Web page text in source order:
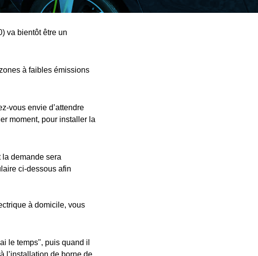
va bientôt être un
à faibles émissions
vous envie d’attendre
moment, pour installer la
la demande sera
ci-dessous afin
à domicile, vous
le temps", puis quand il
l’installation de borne de